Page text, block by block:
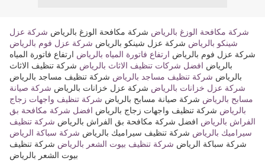
شركة مكافحة الوزغ بالرياض شركة مكافحة الوزغ بالرياض شركة عزل
شينكو بالرياض شركة عزل شينكو بالرياض شركة عزل فوم بالرياض
شركة عزل فوم بالرياض ارتفاع فاتورة المياه بالرياض ارتفاع فاتورة المياه
بالرياض افضل شركات تنظيف الاثاث بالرياض شركة تنظيف الاثاث
بالرياض شركة تنظيف مساجد بالرياض شركة تنظيف مساجد بالرياض
شركة عزل خزانات بالرياض شركة عزل خزانات بالرياض شركة صيانة
مسابح بالرياض شركة صيانة مسابح بالرياض شركة تنظيف واجهات زجاج
بالرياض شركة تنظيف واجهات زجاج بالرياض افضل شركة مكافحة بق
الفراش بالرياض افضل شركة مكافحة بق الفراش بالرياض شركة تنظيف
سيراميك بالرياض شركة تنظيف سيراميك بالرياض شركة سباكة الرياض
شركة سباكة الرياض شركة تنظيف بيوت الشعر بالرياض شركة تنظيف
بيوت الشعر بالرياض